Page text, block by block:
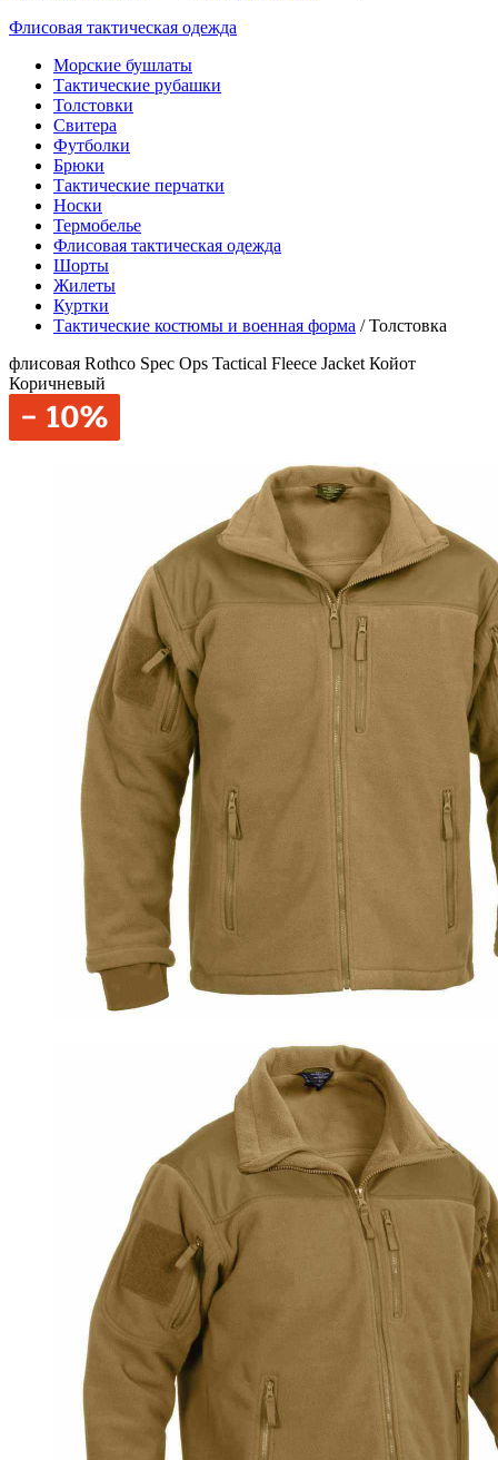
Флисовая тактическая одежда
Морские бушлаты
Тактические рубашки
Толстовки
Свитера
Футболки
Брюки
Тактические перчатки
Носки
Термобелье
Флисовая тактическая одежда
Шорты
Жилеты
Куртки
Тактические костюмы и военная форма /Толстовка
флисовая Rothco Spec Ops Tactical Fleece Jacket Койот
Коричневый